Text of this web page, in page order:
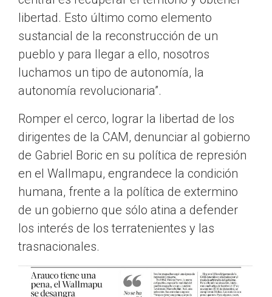
libertad. Esto último como elemento
sustancial de la reconstrucción de un
pueblo y para llegar a ello, nosotros
luchamos un tipo de autonomía, la
autonomía revolucionaria .
Romper el cerco, lograr la libertad de los
dirigentes de la CAM, denunciar al gobierno
de Gabriel Boric en su política de represión
en el Wallmapu, engrandece la condición
humana, frente a la política de extermino
de un gobierno que sólo atina a defender
los interés de los terratenientes y las
trasnacionales.